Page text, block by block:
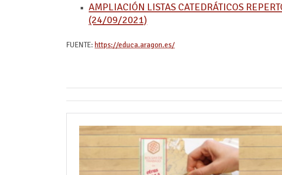
AMPLIACIÓN LISTAS CATEDRÁTICOS
(24/09/2021)
FUENTE: https://educa.aragon.es/